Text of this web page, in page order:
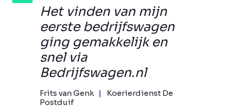
Het vinden van mijn
eerste bedrijfswagen
ging gemakkelijk en
snel via
Bedrijfswagen.nl
Frits van Genk
Koerierdienst De
Postduif